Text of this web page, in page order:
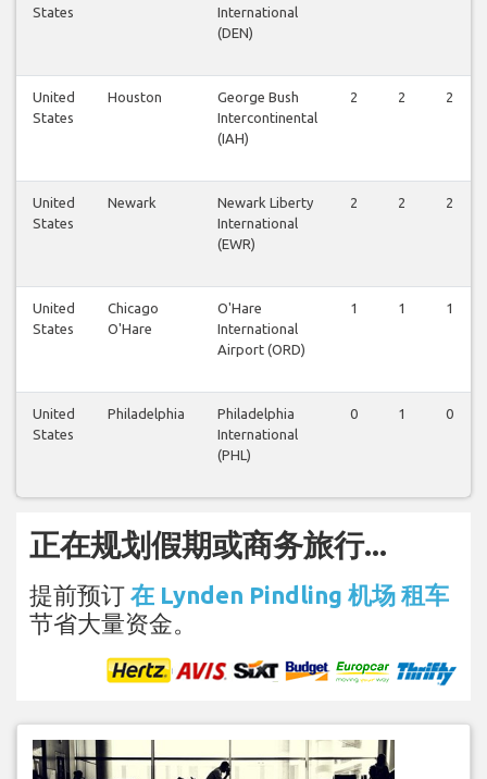
States
International
(DEN)
United
States
Houston
George Bush
Intercontinental
(IAH)
2 2 2
United
States
Newark
Newark Liberty
International
(EWR)
2 2 2
United
States
Chicago
O'Hare
O'Hare
International
Airport (ORD)
1 1 1
United
States
Philadelphia
Philadelphia
International
(PHL)
0 1 0
正在规划假期或商务旅行...
提前预订 在 Lynden Pindling 机场 租车
节省大量资金。